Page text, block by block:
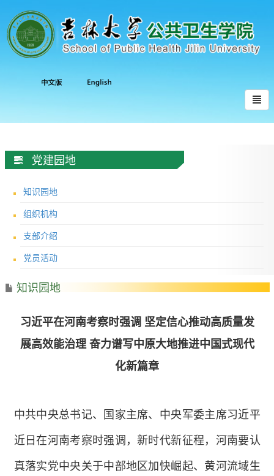
党建园地
知识园地
组织机构
支部介绍
党员活动
知识园地
习近平在河南考察时强调 坚定信心推动高质量发
展高效能治理 奋力谱写中原大地推进中国式现代
化新篇章
中共中央总书记、国家主席、中央军委主席习近平
近日在河南考察时强调，新时代新征程，河南要认
真落实党中央关于中部地区加快崛起、黄河流域生